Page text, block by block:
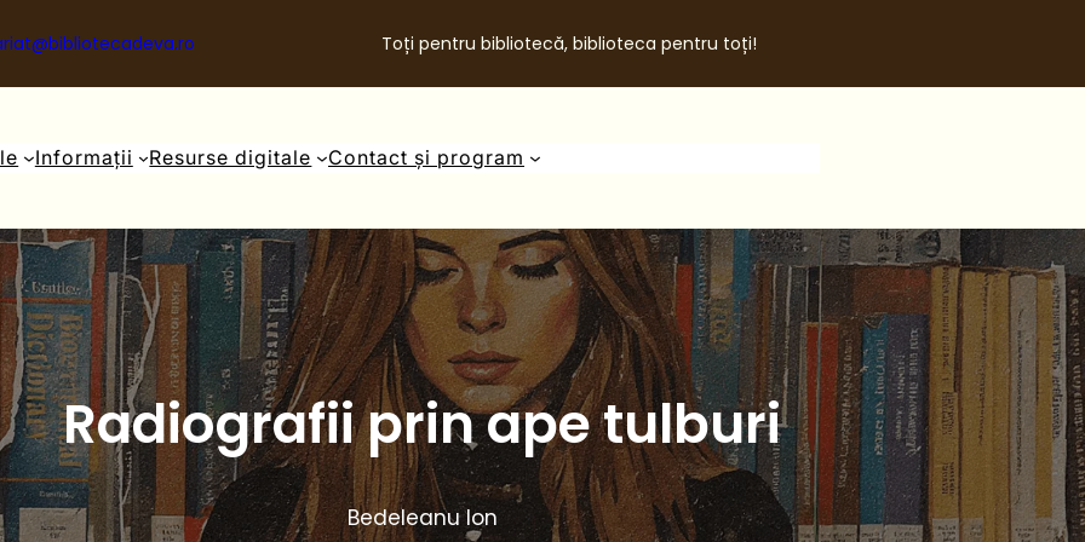
Toți pentru bibliotecă, biblioteca pentru toți!
Informații Resurse digitale Contact și program
Radiografii prin ape tulburi
Bedeleanu Ion